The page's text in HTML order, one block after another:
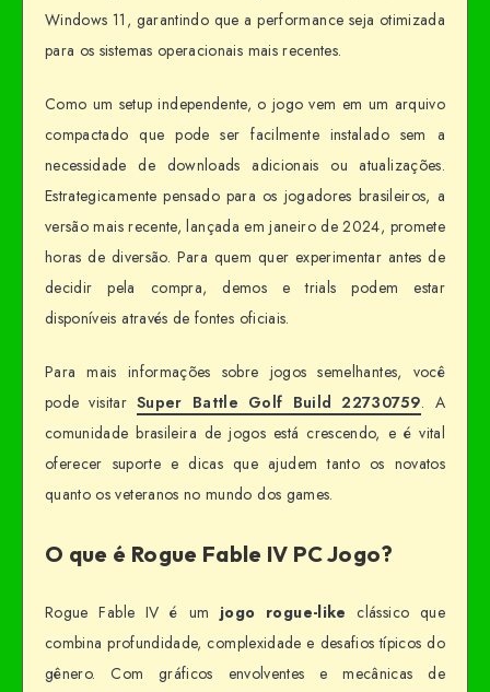
Windows 11, garantindo que a performance seja otimizada
para os sistemas operacionais mais recentes.
Como um setup independente, o jogo vem em um arquivo
compactado que pode ser facilmente instalado sem a
necessidade de downloads adicionais ou atualizações.
Estrategicamente pensado para os jogadores brasileiros, a
versão mais recente, lançada em janeiro de 2024, promete
horas de diversão. Para quem quer experimentar antes de
decidir pela compra, demos e trials podem estar
disponíveis através de fontes oficiais.
Para mais informações sobre jogos semelhantes, você
pode visitarSuper Battle Golf Build 22730759. A
comunidade brasileira de jogos está crescendo, e é vital
oferecer suporte e dicas que ajudem tanto os novatos
quanto os veteranos no mundo dos games.
O que é Rogue Fable IV PC Jogo?
Rogue Fable IV é um jogo rogue-like clássico que
combina profundidade, complexidade e desafios típicos do
gênero. Com gráficos envolventes e mecânicas de